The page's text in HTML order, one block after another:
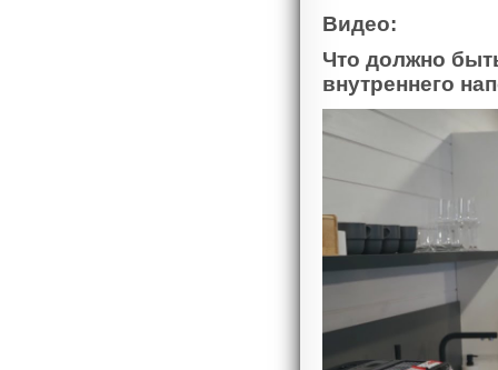
Видео:
Что должно
внутреннего